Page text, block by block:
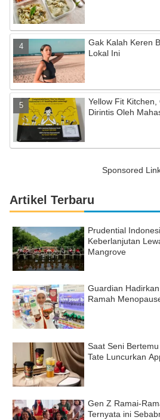
Gak Kalah Keren
Lokal Ini
Yellow Fit
Dirintis Oleh
Sponsored
Artikel Terbaru
Prudential
Keberlanjutan
Mangrove
Guardian
Ramah
Saat Seni
Tate Luncurkan
Gen Z Ramai-
Ternyata ini